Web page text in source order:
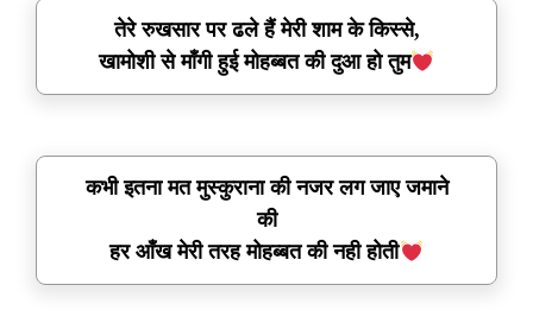
तेरे रुखसार पर ढले हैं मेरी शाम के किस्से,
खामोशी से माँगी हुई मोहब्बत की दुआ हो तुम
कभी इतना मत मुस्कुराना की नजर लग जाए जमाने
की
हर आँख मेरी तरह मोहब्बत की नही होती